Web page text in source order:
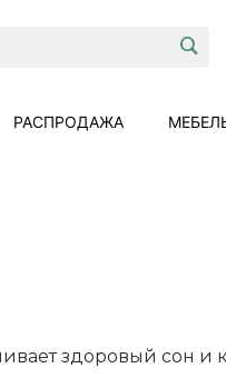
РАСПРОДАЖА
здоровый сон и